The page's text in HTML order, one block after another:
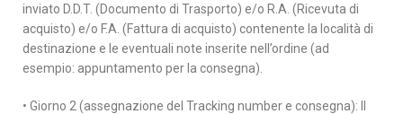
inviato D.D.T. (Documento di Trasporto) e/o R.A. (Ricevuta di
acquisto) e/o F.A. (Fattura di acquisto) contenente la località di
destinazione e le eventuali note inserite nell’ordine (ad
esempio: appuntamento per la consegna).
• Giorno 2 (assegnazione del Tracking number e consegna): Il